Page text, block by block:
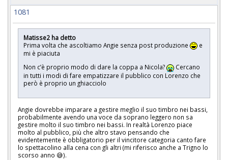
1081
Matisse2 ha detto
Prima volta che ascoltiamo Angie senza post produzione
e
mi è piaciuta
Non c’è proprio modo di dare la coppa a Nicola?
Cercano
in tutti i modi di fare empatizzare il pubblico con Lorenzo che
però è proprio un ghiacciolo
Angie dovrebbe imparare a gestire meglio il suo timbro nei bassi,
probabilmente avendo una voce da soprano leggero non sa
gestire molto il suo timbro nei bassi. In realtà Lorenzo piace
molto al pubblico, più che altro stavo pensando che
evidentemente è obbligatorio per il vincitore categoria canto fare
lo spettacolino alla cena con gli altri (mi riferisco anche a Trigno lo
scorso anno 😅).